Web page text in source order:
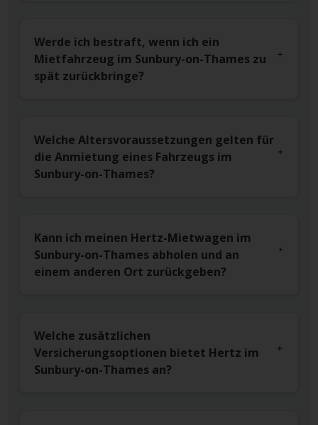
Werde ich bestraft, wenn ich ein
Mietfahrzeug im Sunbury-on-Thames zu
spät zurückbringe?
Welche Altersvoraussetzungen gelten für
die Anmietung eines Fahrzeugs im
Sunbury-on-Thames?
Kann ich meinen Hertz-Mietwagen im
Sunbury-on-Thames abholen und an
einem anderen Ort zurückgeben?
Welche zusätzlichen
Versicherungsoptionen bietet Hertz im
Sunbury-on-Thames an?